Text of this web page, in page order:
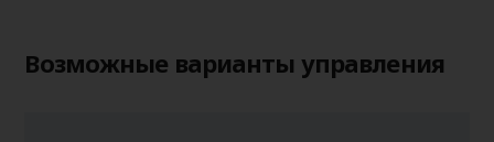
Возможные варианты управления